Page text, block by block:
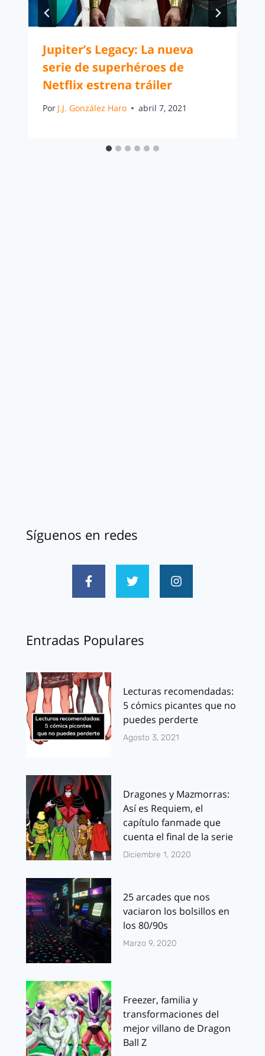
Jupiter’s Legacy: La nueva
serie de superhéroes de
Netflix estrena tráiler
Por J.J. González Haro abril 7, 2021
Síguenos en redes
Entradas Populares
Lecturas recomendadas:
5 cómics picantes que no
puedes perderte
Agosto 3, 2021
Dragones y Mazmorras:
Así es Requiem, el
capítulo fanmade que
cuenta el final de la serie
Diciembre 1, 2020
25 arcades que nos
vaciaron los bolsillos en
los 80/90s
Marzo 9, 2020
Freezer, familia y
transformaciones del
mejor villano de Dragon
Ball Z